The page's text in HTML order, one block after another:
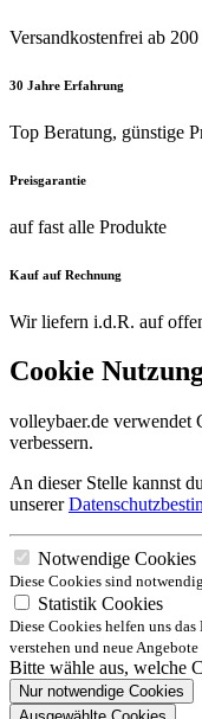
Versandkostenfrei ab 200
30 Jahre Erfahrung
Top Beratung, günstige
Preisgarantie
auf fast alle Produkte
Kauf auf Rechnung
Wir liefern i.d.R. auf
Cookie
volleybaer.de verwendet
verbessern.
An dieser Stelle kannst
unserer
Notwendige Cookies
Diese Cookies sind
Statistik Cookies
Diese Cookies helfen uns
verstehen und neue
Bitte wähle aus, welche
Nur notwendige Cookies